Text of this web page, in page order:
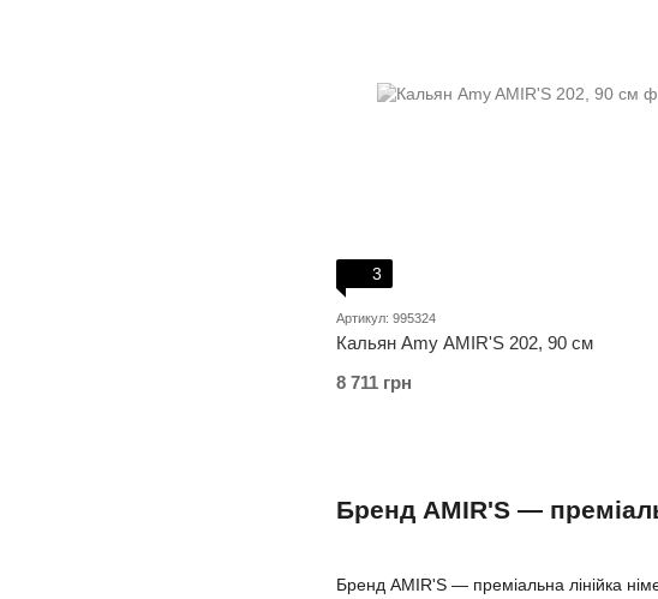
Бренд AMIR'S —
Бренд AMIR'S — преміальна лінійка
3
Артикул: 995324
Кальян Amy AMIR'S 202, 90 cм
8 711 грн